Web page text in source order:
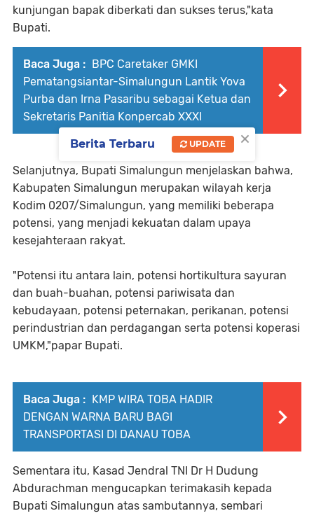
kunjungan bapak diberkati dan sukses terus,"kata
Bupati.
Baca Juga : BPC Caretaker GMKI
Pematangsiantar-Simalungun Lantik Yova
Purba dan Irna Pasaribu sebagai Ketua dan
Sekretaris Panitia Konpercab XXXI
Selanjutnya, Bupati Simalungun menjelaskan bahwa,
Kabupaten Simalungun merupakan wilayah kerja
Kodim 0207/Simalungun, yang memiliki beberapa
potensi, yang menjadi kekuatan dalam upaya
kesejahteraan rakyat.
"Potensi itu antara lain, potensi hortikultura sayuran
dan buah-buahan, potensi pariwisata dan
kebudayaan, potensi peternakan, perikanan, potensi
perindustrian dan perdagangan serta potensi koperasi
UMKM,"papar Bupati.
Baca Juga : KMP WIRA TOBA HADIR
DENGAN WARNA BARU BAGI
TRANSPORTASI DI DANAU TOBA
Sementara itu, Kasad Jendral TNI Dr H Dudung
Abdurachman mengucapkan terimakasih kepada
Bupati Simalungun atas sambutannya, sembari
×
Berita Terbaru UPDATE